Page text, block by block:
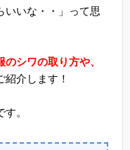
いいな・・」って思
のシワの取り方や、
紹介します！
。